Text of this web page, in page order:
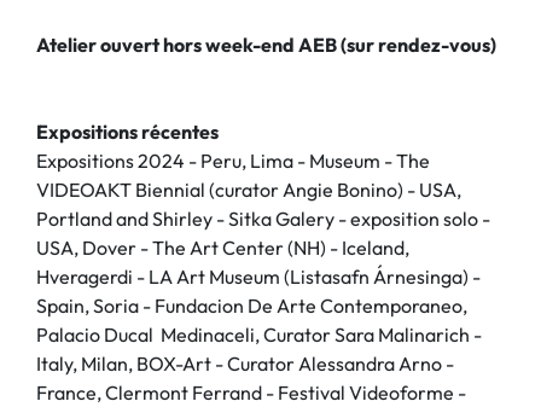
Atelier ouvert hors week-end AEB (sur rendez-vous)
Expositions récentes
Expositions 2024 - Peru, Lima - Museum - The
VIDEOAKT Biennial (curator Angie Bonino) - USA,
Portland and Shirley - Sitka Galery - exposition solo -
USA, Dover - The Art Center (NH) - Iceland,
Hveragerdi - LA Art Museum (Listasafn Árnesinga) -
Spain, Soria - Fundacion De Arte Contemporaneo,
Palacio Ducal Medinaceli, Curator Sara Malinarich -
Italy, Milan, BOX-Art - Curator Alessandra Arno -
France, Clermont Ferrand - Festival Videoforme -